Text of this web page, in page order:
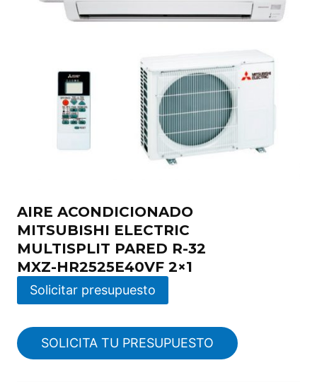
AIRE ACONDICIONADO
MITSUBISHI ELECTRIC
MULTISPLIT PARED R-32
MXZ-HR2525E40VF 2×1
Solicitar presupuesto
SOLICITA TU PRESUPUESTO